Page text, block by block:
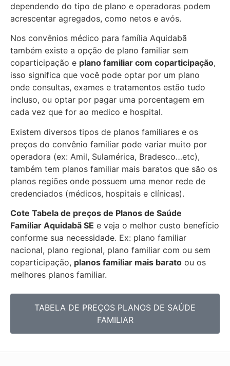
dependendo do tipo de plano e operadoras podem
acrescentar agregados, como netos e avós.
Nos convênios médico para família Aquidabã
também existe a opção de plano familiar sem
coparticipação e plano familiar com coparticipação,
isso significa que você pode optar por um plano
onde consultas, exames e tratamentos estão tudo
incluso, ou optar por pagar uma porcentagem em
cada vez que for ao medico e hospital.
Existem diversos tipos de planos familiares e os
preços do convênio familiar pode variar muito por
operadora (ex: Amil, Sulamérica, Bradesco…etc),
também tem planos familiar mais baratos que são os
planos regiões onde possuem uma menor rede de
credenciados (médicos, hospitais e clínicas).
Cote Tabela de preços de Planos de Saúde
Familiar Aquidabã SE e veja o melhor custo benefício
conforme sua necessidade. Ex: plano familiar
nacional, plano regional, plano familiar com ou sem
coparticipação, planos familiar mais barato ou os
melhores planos familiar.
TABELA DE PREÇOS PLANOS DE SAÚDE
FAMILIAR